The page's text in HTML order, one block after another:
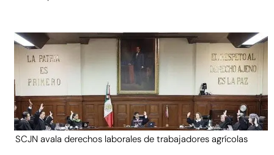
SCJN avala derechos laborales de trabajadores agrícolas